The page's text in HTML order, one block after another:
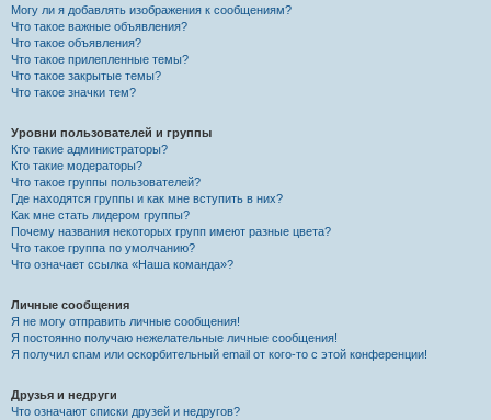
Могу ли я добавлять изображения к сообщениям?
Что такое важные объявления?
Что такое объявления?
Что такое прилепленные темы?
Что такое закрытые темы?
Что такое значки тем?
Уровни пользователей и группы
Кто такие администраторы?
Кто такие модераторы?
Что такое группы пользователей?
Где находятся группы и как мне вступить в них?
Как мне стать лидером группы?
Почему названия некоторых групп имеют разные цвета?
Что такое группа по умолчанию?
Что означает ссылка «Наша команда»?
Личные сообщения
Я не могу отправить личные сообщения!
Я постоянно получаю нежелательные личные сообщения!
Я получил спам или оскорбительный email от кого-то с этой конференции!
Друзья и недруги
Что означают списки друзей и недругов?